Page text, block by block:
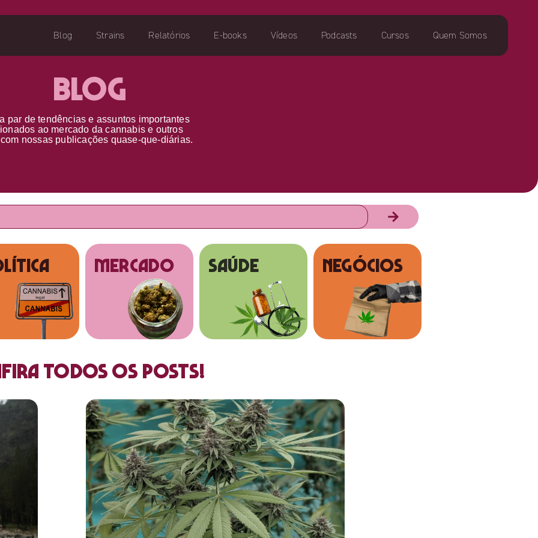
Blog Strains Relatórios E-books Vídeos Podcasts Cursos Quem Somos
Blog
par detendências e assuntos importantes
ao mercado da cannabis e outros
com nossas publicações quase-que-diárias.
MERCADO SAÚDE NEGÓCIOS
todos os posts!